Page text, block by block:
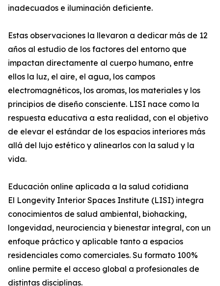
inadecuados e iluminación deficiente.
Estas observaciones la llevaron a dedicar más de 12
años al estudio de los factores del entorno que
impactan directamente al cuerpo humano, entre
ellos la luz, el aire, el agua, los campos
electromagnéticos, los aromas, los materiales y los
principios de diseño consciente. LISI nace como la
respuesta educativa a esta realidad, con el objetivo
de elevar el estándar de los espacios interiores más
allá del lujo estético y alinearlos con la salud y la
vida.
Educación online aplicada a la salud cotidiana
El Longevity Interior Spaces Institute (LISI) integra
conocimientos de salud ambiental, biohacking,
longevidad, neurociencia y bienestar integral, con un
enfoque práctico y aplicable tanto a espacios
residenciales como comerciales. Su formato 100%
online permite el acceso global a profesionales de
distintas disciplinas.